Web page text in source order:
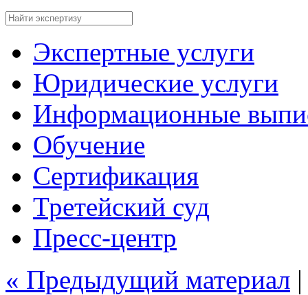
Экспертные услуги
Юридические услуги
Информационные
Обучение
Сертификация
Третейский суд
Пресс-центр
« Предыдущий материал